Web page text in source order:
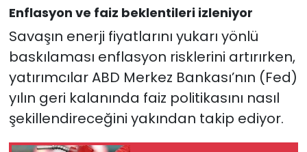
Enflasyon ve faiz beklentileri izleniyor
Savaşın enerji fiyatlarını yukarı yönlü
baskılaması enflasyon risklerini artırırken,
yatırımcılar ABD Merkez Bankası’nın (Fed)
yılın geri kalanında faiz politikasını nasıl
şekillendireceğini yakından takip ediyor.